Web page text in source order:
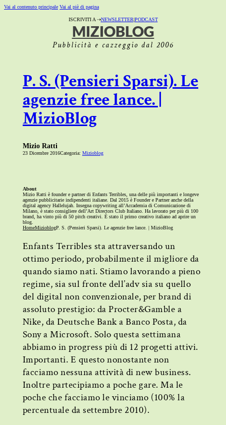
Vai al contenuto principale Vai al piè di pagina
ISCRIVITI A ⇢NEWSLETTER|PODCAST
MIZIOBLOG
Pubblicità e cazzeggio dal 2006
P. S. (Pensieri Sparsi). Le
agenzie free lance. |
MizioBlog
Mizio Ratti
23 Dicembre 2016Categoria: Mizioblog
About
Mizio Ratti è founder e partner di Enfants Terribles, una delle più importanti e longeve
agenzie pubblicitarie indipendenti italiane. Dal 2015 è Founder e Partner anche della
digital agency Hallelujah. Insegna copywriting all’Accademia di Comunicazione di
Milano, è stato consigliere dell’Art Directors Club Italiano. Ha lavorato per più di 100
brand, ha vinto più di 50 pitch creativi. È stato il primo creativo italiano ad aprire un
blog.
HomeMizioblogP. S. (Pensieri Sparsi). Le agenzie free lance. | MizioBlog
Enfants Terribles sta attraversando un
ottimo periodo, probabilmente il migliore da
quando siamo nati. Stiamo lavorando a pieno
regime, sia sul fronte dell’adv sia su quello
del digital non convenzionale, per brand di
assoluto prestigio: da Procter&Gamble a
Nike, da Deutsche Bank a Banco Posta, da
Sony a Microsoft. Solo questa settimana
abbiamo in progress più di 12 progetti attivi.
Importanti. E questo nonostante non
facciamo nessuna attività di new business.
Inoltre partecipiamo a poche gare. Ma le
poche che facciamo le vinciamo (100% la
percentuale da settembre 2010).